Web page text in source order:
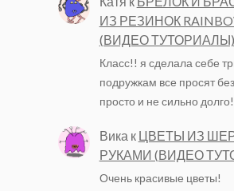
ИЗ РЕЗИНОК
(ВИДЕО ТУТОРИАЛЫ)
Класс!! я сделала себе
подружкам все просят
просто и не сильно
Вика к ЦВЕТЫ ИЗ
РУКАМИ (ВИДЕО
Очень красивые цветы!